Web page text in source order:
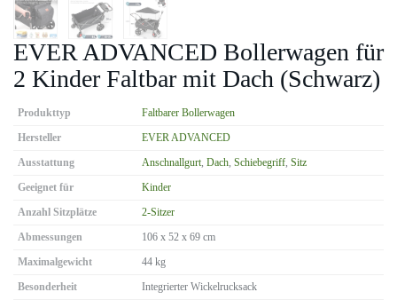
EVER ADVANCED Bollerwagen für
2 Kinder Faltbar mit Dach (Schwarz)
Produkttyp
Faltbarer Bollerwagen
Hersteller
EVER ADVANCED
Ausstattung
Anschnallgurt, Dach, Schiebegriff, Sitz
Geeignet für
Kinder
Anzahl Sitzplätze
2-Sitzer
Abmessungen
106 x 52 x 69 cm
Maximalgewicht
44 kg
Besonderheit
Integrierter Wickelrucksack